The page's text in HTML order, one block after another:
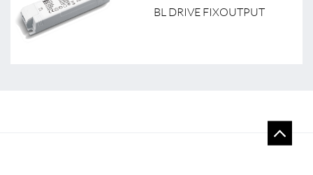
BL DRIVE FIXOUTPUT